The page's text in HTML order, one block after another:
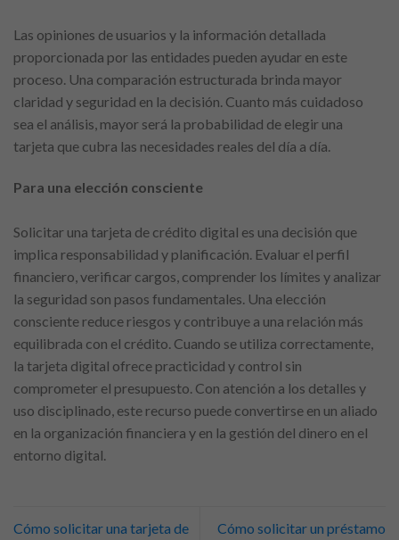
Las opiniones de usuarios y la información detallada
proporcionada por las entidades pueden ayudar en este
proceso. Una comparación estructurada brinda mayor
claridad y seguridad en la decisión. Cuanto más cuidadoso
sea el análisis, mayor será la probabilidad de elegir una
tarjeta que cubra las necesidades reales del día a día.
Para una elección consciente
Solicitar una tarjeta de crédito digital es una decisión que
implica responsabilidad y planificación. Evaluar el perfil
financiero, verificar cargos, comprender los límites y analizar
la seguridad son pasos fundamentales. Una elección
consciente reduce riesgos y contribuye a una relación más
equilibrada con el crédito. Cuando se utiliza correctamente,
la tarjeta digital ofrece practicidad y control sin
comprometer el presupuesto. Con atención a los detalles y
uso disciplinado, este recurso puede convertirse en un aliado
en la organización financiera y en la gestión del dinero en el
entorno digital.
Cómo solicitar una tarjeta de
Cómo solicitar un préstamo